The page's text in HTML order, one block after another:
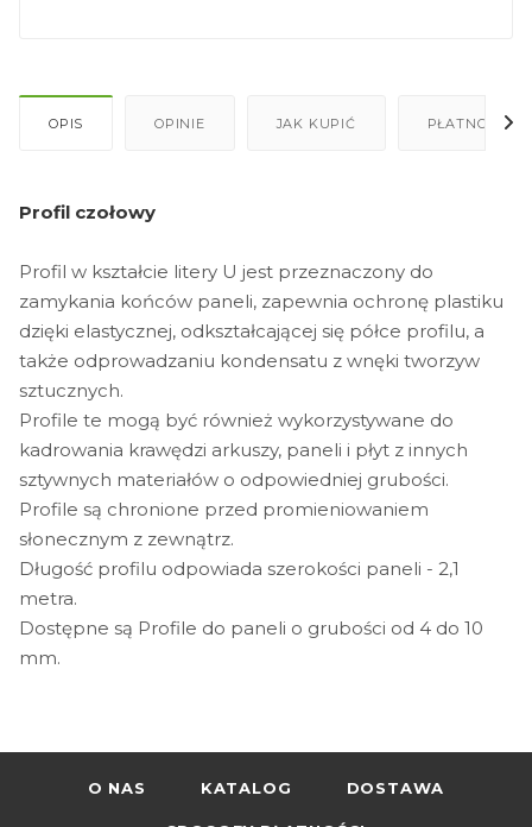
OPIS OPINIE JAK KUPIĆ PŁATNOŚĆ
Profil czołowy
Profil w kształcie litery U jest przeznaczony do
zamykania końców paneli, zapewnia ochronę plastiku
dzięki elastycznej, odkształcającej się półce profilu, a
także odprowadzaniu kondensatu z wnęki tworzyw
sztucznych.
Profile te mogą być również wykorzystywane do
kadrowania krawędzi arkuszy, paneli i płyt z innych
sztywnych materiałów o odpowiedniej grubości.
Profile są chronione przed promieniowaniem
słonecznym z zewnątrz.
Długość profilu odpowiada szerokości paneli - 2,1
metra.
Dostępne są Profile do paneli o grubości od 4 do 10
mm.
O NAS KATALOG DOSTAWA